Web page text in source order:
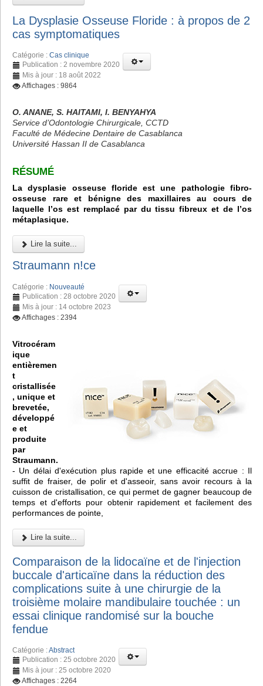
La Dysplasie Osseuse Floride : à propos de 2
cas symptomatiques
Catégorie : Cas clinique
Publication : 2 novembre 2020
Mis à jour : 18 août 2022
Affichages : 9864
O. ANANE, S. HAITAMI, I. BENYAHYA
Service d’Odontologie Chirurgicale, CCTD
Faculté de Médecine Dentaire de Casablanca
Université Hassan II de Casablanca
RÉSUMÉ
La dysplasie osseuse floride est une pathologie fibro-
osseuse rare et bénigne des maxillaires au cours de
laquelle l’os est remplacé par du tissu fibreux et de l’os
métaplasique.
Lire la suite...
Straumann n!ce
Catégorie : Nouveauté
Publication : 28 octobre 2020
Mis à jour : 14 octobre 2023
Affichages : 2394
Vitrocéram
ique
entièremen
t
cristallisée
, unique et
brevetée,
développé
e et
produite
par
Straumann.
- Un délai d'exécution plus rapide et une efficacité accrue : Il
suffit de fraiser, de polir et d'asseoir, sans avoir recours à la
cuisson de cristallisation, ce qui permet de gagner beaucoup de
temps et d'efforts pour obtenir rapidement et facilement des
performances de pointe,
Lire la suite...
Comparaison de la lidocaïne et de l'injection
buccale d'articaïne dans la réduction des
complications suite à une chirurgie de la
troisième molaire mandibulaire touchée : un
essai clinique randomisé sur la bouche
fendue
Catégorie :Abstract
Publication : 25 octobre 2020
Mis à jour : 25 octobre 2020
Affichages : 2264